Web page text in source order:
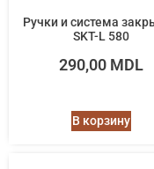
Ручки и система
SKT-L 580
290,00 MDL
В корзину